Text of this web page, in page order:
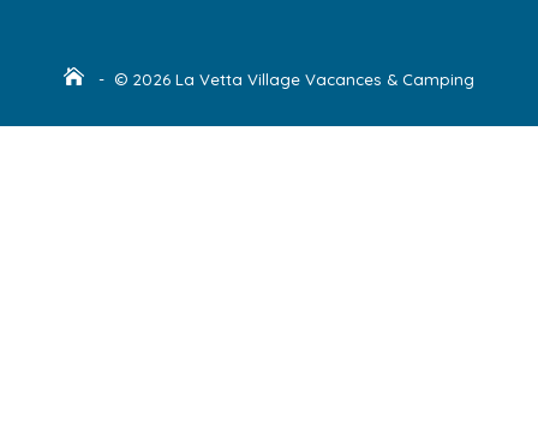
- © 2026 La Vetta Village Vacances & Camping